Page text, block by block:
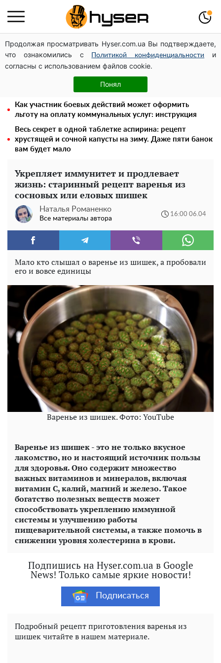
Продолжая просматривать Hyser.com.ua Вы подтверждаете,
что ознакомились с
Политикой конфиденциальности
и
согласны с использованием файлов cookie.
Понял
Дроны с наценкой: Александр Конотопский вывел
миллионы оборонного бюджета через фиктивную
фирму в Эстонии
Голая Елена Тополя в интересных позах заставила
отвисать челюсти: слив видео – было только началом
Как участник боевых действий может оформить
льготу на оплату коммунальных услуг: инструкция
Весь секрет в одной таблетке аспирина: рецепт
хрустящей и сочной капусты на зиму. Даже пяти банок
вам будет мало
Укрепляет иммунитет и продлевает
жизнь: старинный рецепт варенья из
сосновых или еловых шишек
Наталья Романенко
Все материалы автора
16:00 06.04
Мало кто слышал о варенье из шишек, а пробовали
его и вовсе единицы
Варенье из шишек. Фото: YouTube
Варенье из шишек - это не только вкусное
лакомство, но и настоящий источник пользы
для здоровья. Оно содержит множество
важных витаминов и минералов, включая
витамин С, калий, магний и железо. Такое
богатство полезных веществ может
способствовать укреплению иммунной
системы и улучшению работы
пищеварительной системы, а также помочь в
снижении уровня холестерина в крови.
Подпишись на Hyser.com.ua в Google
News! Только самые яркие новости!
Подписаться
Подробный рецепт приготовления варенья из
шишек читайте в нашем материале.